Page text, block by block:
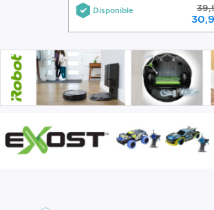
Disponible